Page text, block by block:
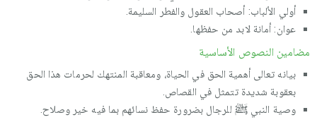
أولي الألباب: أصحاب العقول والفطر السليمة.
عوان: أمانة لابد من حفظها.
مضامين النصوص الأساسية
بيانه تعالى أهمية الحق في الحياة، ومعاقبة المنتهك لحرمات هذا الحق
بعقوبة شديدة تتمثل في القصاص.
وصية النبي ﷺ للرجال بضرورة حفظ نسائهم بما فيه خير وصلاح.